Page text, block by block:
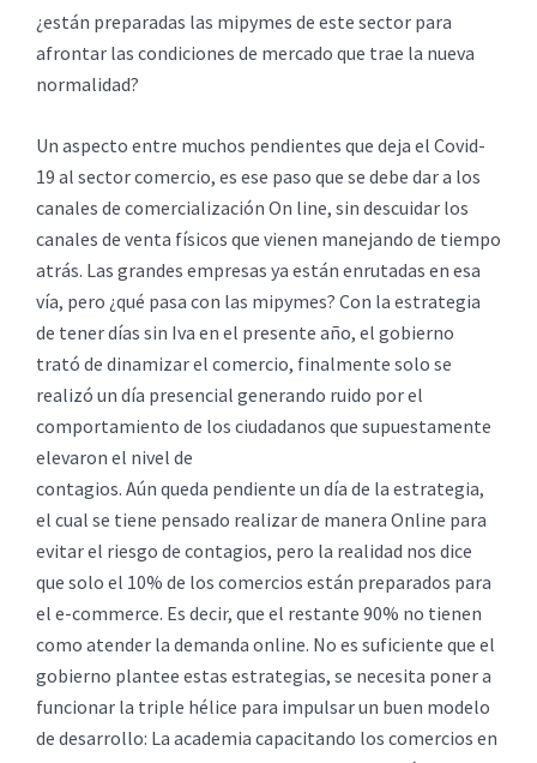
¿están preparadas las mipymes de este sector para
afrontar las condiciones de mercado que trae la nueva
normalidad?
Un aspecto entre muchos pendientes que deja el Covid-
19 al sector comercio, es ese paso que se debe dar a los
canales de comercialización On line, sin descuidar los
canales de venta físicos que vienen manejando de tiempo
atrás. Las grandes empresas ya están enrutadas en esa
vía, pero ¿qué pasa con las mipymes? Con la estrategia
de tener días sin Iva en el presente año, el gobierno
trató de dinamizar el comercio, finalmente solo se
realizó un día presencial generando ruido por el
comportamiento de los ciudadanos que supuestamente
elevaron el nivel de
contagios. Aún queda pendiente un día de la estrategia,
el cual se tiene pensado realizar de manera Online para
evitar el riesgo de contagios, pero la realidad nos dice
que solo el 10% de los comercios están preparados para
el e-commerce. Es decir, que el restante 90% no tienen
como atender la demanda online. No es suficiente que el
gobierno plantee estas estrategias, se necesita poner a
funcionar la triple hélice para impulsar un buen modelo
de desarrollo: La academia capacitando los comercios en